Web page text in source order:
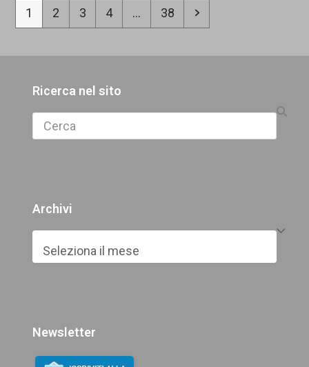
Pagina
1 Pagina
2 Pagina
3 Pagina
4 … Pagina
38 Successivo
Ricerca nel sito
Search
Archivi
Newsletter